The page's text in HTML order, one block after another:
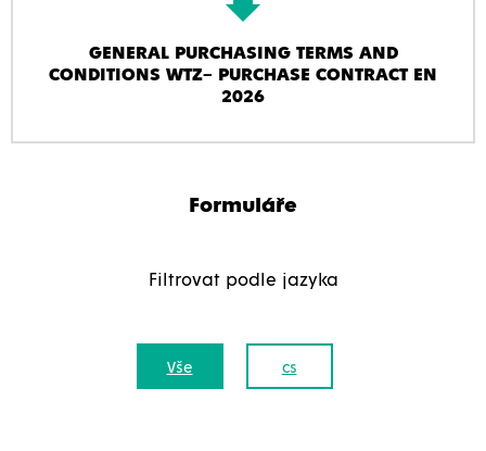
GENERAL PURCHASING TERMS AND
CONDITIONS WTZ– PURCHASE CONTRACT EN
2026
Formuláře
Filtrovat podle jazyka
Vše cs